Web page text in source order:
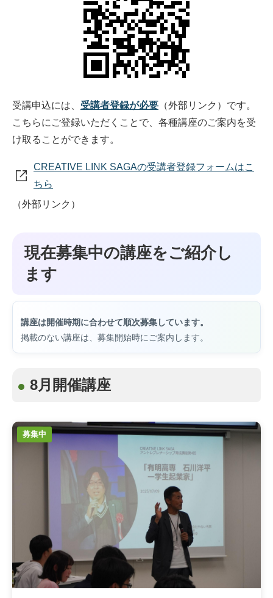
受講申込には、 受講者登録が必要 （外部リンク） です。
こちらにご登録いただくことで、各種講座のご案内を受
け取ることができます。
CREATIVE LINK SAGAの受講者登録フォームはこ
ちら
（外部リンク）
現在募集中の講座をご紹介し
ます
講座は開催時期に合わせて順次募集しています。
掲載のない講座は、募集開始時にご案内します。
8月開催講座
募集中